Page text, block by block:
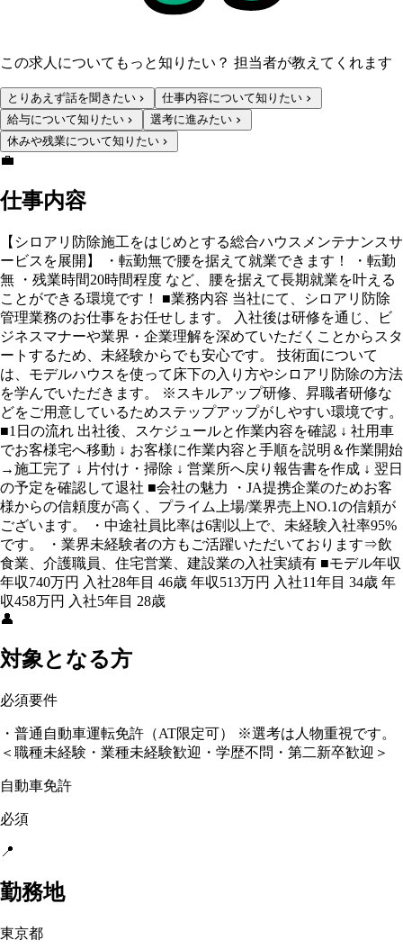
この求人についてもっと知りたい？ 担当者が教えてくれます
とりあえず話を聞きたい
仕事内容について知りたい
給与について知りたい
選考に進みたい
休みや残業について知りたい
💼
仕事内容
【シロアリ防除施工をはじめとする総合ハウスメンテナンスサ
ービスを展開】 ・転勤無で腰を据えて就業できます！ ・転勤
無 ・残業時間20時間程度 など、腰を据えて長期就業を叶える
ことができる環境です！ ■業務内容 当社にて、シロアリ防除
管理業務のお仕事をお任せします。 入社後は研修を通じ、ビ
ジネスマナーや業界・企業理解を深めていただくことからスタ
ートするため、未経験からでも安心です。 技術面について
は、モデルハウスを使って床下の入り方やシロアリ防除の方法
を学んでいただきます。 ※スキルアップ研修、昇職者研修な
どをご用意しているためステップアップがしやすい環境です。
■1日の流れ 出社後、スケジュールと作業内容を確認 ↓ 社用車
でお客様宅へ移動 ↓ お客様に作業内容と手順を説明＆作業開始
→施工完了 ↓ 片付け・掃除 ↓ 営業所へ戻り報告書を作成 ↓ 翌日
の予定を確認して退社 ■会社の魅力 ・JA提携企業のためお客
様からの信頼度が高く、プライム上場/業界売上NO.1の信頼が
ございます。 ・中途社員比率は6割以上で、未経験入社率95%
です。 ・業界未経験者の方もご活躍いただいております⇒飲
食業、介護職員、住宅営業、建設業の入社実績有 ■モデル年収
年収740万円 入社28年目 46歳 年収513万円 入社11年目 34歳 年
収458万円 入社5年目 28歳
👤
対象となる方
必須要件
・普通自動車運転免許（AT限定可） ※選考は人物重視です。
＜職種未経験・業種未経験歓迎・学歴不問・第二新卒歓迎＞
自動車免許
必須
📍
勤務地
東京都